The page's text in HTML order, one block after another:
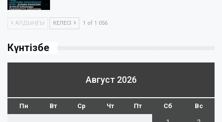
АЛДЫҢҒЫ КЕЛЕСІ 1 of 1 056
Күнтізбе
Август 2026
Пн Вт Ср Чт Пт Сб Вс